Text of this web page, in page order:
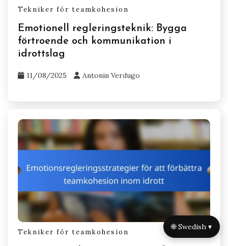
Tekniker för teamkohesion
Emotionell regleringsteknik: Bygga
förtroende och kommunikation i
idrottslag
11/08/2025 Antonin Verdugo
Tekniker för teamkohesion
🌐 Swedish ▾